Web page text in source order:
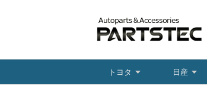
トヨタ 日産